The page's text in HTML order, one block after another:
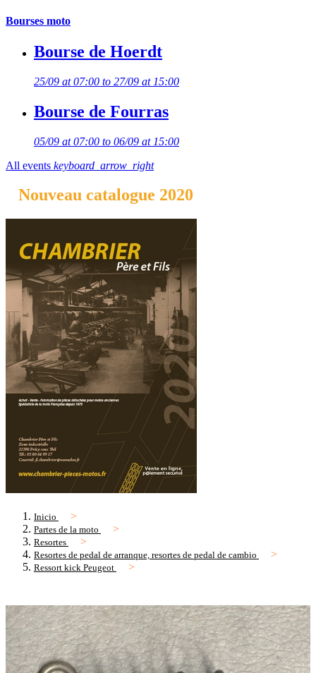
Bourses moto
Bourse de Hoerdt
25/09 at 07:00 to 27/09 at 15:00
Bourse de Fourras
05/09 at 07:00 to 06/09 at 15:00
All events keyboard_arrow_right
Nouveau catalogue 2020
Inicio
Partes de la moto
Resortes
Resortes de pedal de arranque, resortes de pedal de cambio
Ressort kick Peugeot